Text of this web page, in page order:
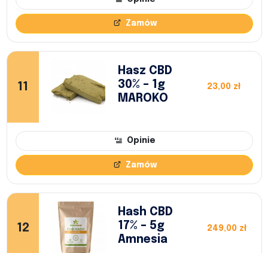
Zamów
11
Hasz CBD
30% – 1g
MAROKO
23,00 zł
Opinie
Zamów
12
Hash CBD
17% – 5g
Amnesia
249,00 zł